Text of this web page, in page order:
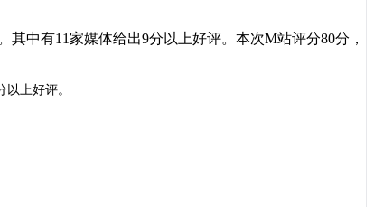
中有11家媒体给出9分以上好评。本次M站评分80分，
以上好评。